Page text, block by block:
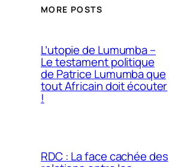
MORE POSTS
L’utopie de Lumumba –
Le testament politique
de Patrice Lumumba que
tout Africain doit écouter
!
RDC : La face cachée des